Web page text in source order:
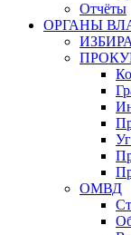
Отчёты
ОРГАНЫ
ОМВД